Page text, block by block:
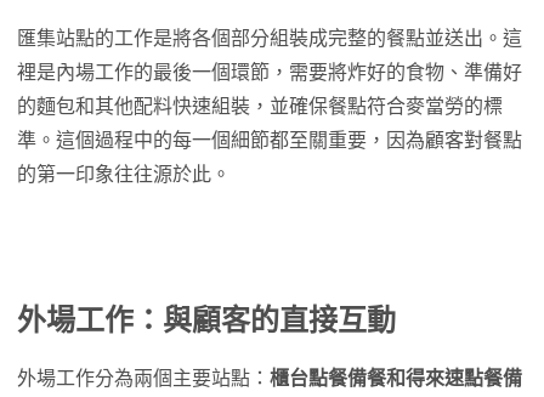
匯集站點的工作是將各個部分組裝成完整的餐點並送出。這
裡是內場工作的最後一個環節，需要將炸好的食物、準備好
的麵包和其他配料快速組裝，並確保餐點符合麥當勞的標
準。這個過程中的每一個細節都至關重要，因為顧客對餐點
的第一印象往往源於此。
外場工作：與顧客的直接互動
外場工作分為兩個主要站點： 櫃台點餐備餐和得來速點餐備